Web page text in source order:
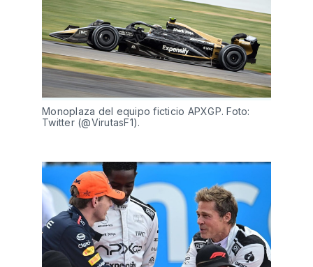
Monoplaza del equipo ficticio APXGP. Foto:
Twitter (@VirutasF1).